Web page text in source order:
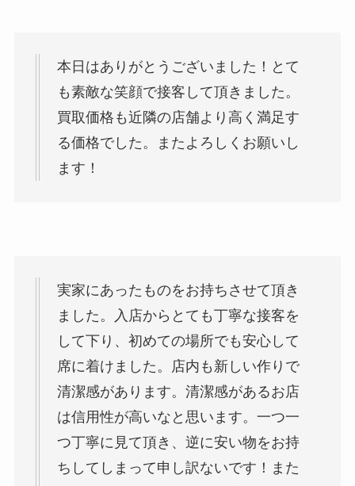
本日はありがとうございました！とて
も素敵な笑顔で接客して頂きました。
買取価格も近隣の店舗より高く満足す
る価格でした。またよろしくお願いし
ます！
実家にあったものをお持ちさせて頂き
ました。入店からとても丁寧な接客を
して下り、初めての場所でも安心して
席に着けました。店内も新しい作りで
清潔感があります。清潔感があるお店
は信用性が高いなと思います。一つ一
つ丁寧に見て頂き、逆に安い物をお持
ちしてしまって申し訳ないです！また